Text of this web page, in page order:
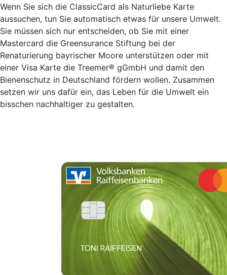
Wenn Sie sich die ClassicCard als Naturliebe Karte
aussuchen, tun Sie automatisch etwas für unsere Umwelt.
Sie müssen sich nur entscheiden, ob Sie mit einer
Mastercard die Greensurance Stiftung bei der
Renaturierung bayrischer Moore unterstützen oder mit
einer Visa Karte die Treemer® gGmbH und damit den
Bienenschutz in Deutschland fördern wollen. Zusammen
setzen wir uns dafür ein, das Leben für die Umwelt ein
bisschen nachhaltiger zu gestalten.